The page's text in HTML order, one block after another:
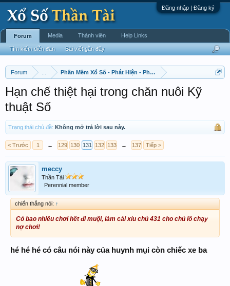
Đăng nhập | Đăng ký
Forum Phần Mềm Xổ Số - Phát Hiện - Phát Triển
Hạn chế thiệt hại trong chăn nuôi Kỹ
thuật Số
Trạng thái chủ đề: Không mở trả lời sau này.
< Trước 1 ← 129 130 131 132 133 → 137 Tiếp >
meccy
Thần Tài
Perennial member
chiến thắng nói: ↑
Có bao nhiêu chơi hết đi muội, làm cái xỉu chủ 431 cho chủ lô chạy
nợ chơi!
hé hé hé có câu nói này của huynh mụi còn chiếc xe ba
Forum
Tìm kiếm diễn đàn Bài viết gần đây
Media Thành viên Help Links